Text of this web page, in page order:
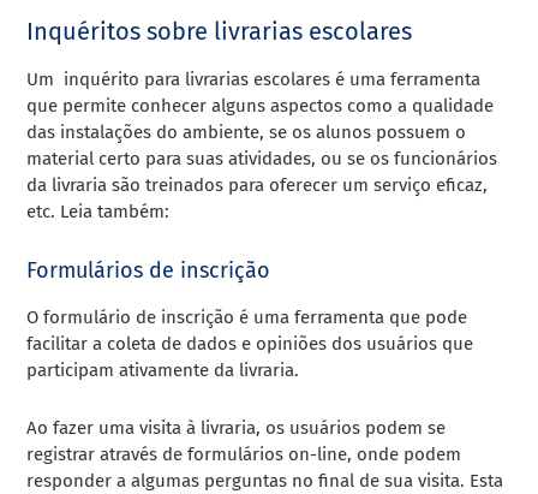
Inquéritos sobre livrarias escolares
Um inquérito para livrarias escolares é uma ferramenta
que permite conhecer alguns aspectos como a qualidade
das instalações do ambiente, se os alunos possuem o
material certo para suas atividades, ou se os funcionários
da livraria são treinados para oferecer um serviço eficaz,
etc. Leia também:
Formulários de inscrição
O formulário de inscrição é uma ferramenta que pode
facilitar a coleta de dados e opiniões dos usuários que
participam ativamente da livraria.
Ao fazer uma visita à livraria, os usuários podem se
registrar através de formulários on-line, onde podem
responder a algumas perguntas no final de sua visita. Esta